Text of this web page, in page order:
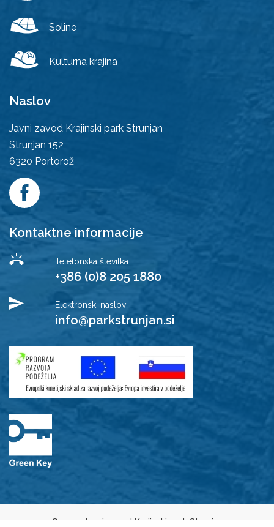
Soline
Kulturna krajina
Naslov
Javni zavod Krajinski park Strunjan
Strunjan 152
6320 Portorož
Kontaktne informacije
Telefonska številka
+386 (0)8 205 1880
Elektronski naslov
info@parkstrunjan.si
© 2021 Javni zavod Krajinski park Strunjan